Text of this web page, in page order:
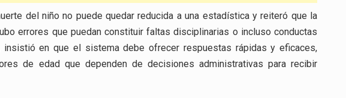
del niño no puede quedar reducida a una estadística y reiteró que la
errores que puedan constituir faltas disciplinarias o incluso conductas
insistió en que el sistema debe ofrecer respuestas rápidas y eficaces,
de edad que dependen de decisiones administrativas para recibir